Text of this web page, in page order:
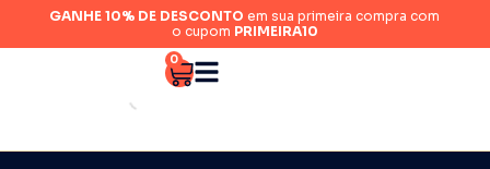
GANHE 10% DE DESCONTO em sua primeira compra com
o cupom PRIMEIRA10
0